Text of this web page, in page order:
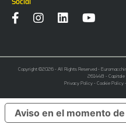
Social
Copyright ©2026 - All Rights Reserved -
261448 - Capitale
Privacy Policy- Cookie Policy-
Aviso en el momento